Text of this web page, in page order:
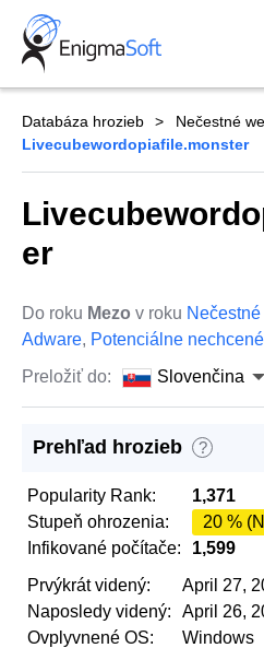
Skip
content
Databáza hrozieb
Nečestné
Livecubewordopiafile.monster
er
Do roku Mezo v roku
Adware, Potenciálne
Preložiť do:
Slovenčina
Prehľad hrozieb ?
Popularity Rank:
1,371
Stupeň ohrozenia:
20 %
Infikované počítače:
1,599
Prvýkrát videný:
April 27,
Naposledy videný:
April 26,
Ovplyvnené OS:
Windows